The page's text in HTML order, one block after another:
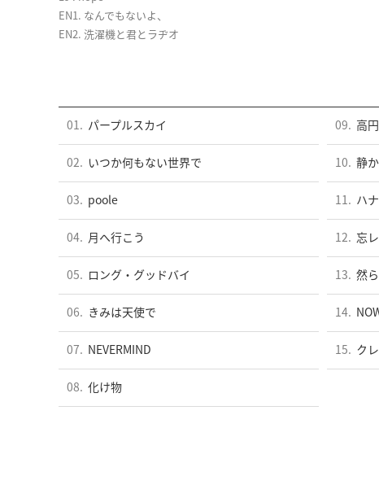
EN1. なんでもないよ、
EN2. 洗濯機と君とラヂオ
01. パープルスカイ
02. いつか何もない世界で
03. poole
04. 月へ行こう
05. ロング・グッドバイ
06. きみは天使で
07. NEVERMIND
08. 化け物
09. 高
10. 静
11. ハナ
12. 忘
13. 然
14.
15. ク